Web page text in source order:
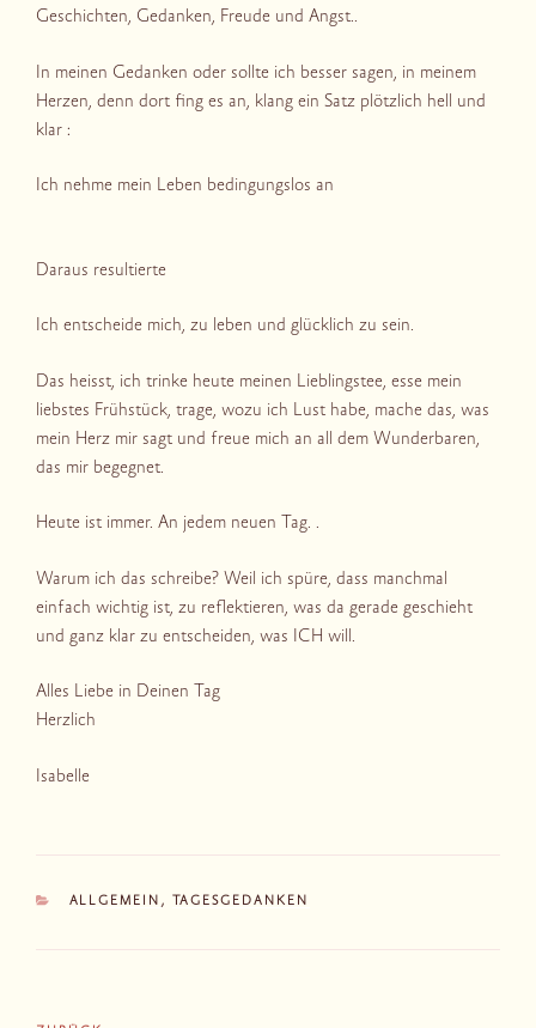
Geschichten, Gedanken, Freude und Angst..
In meinen Gedanken oder sollte ich besser sagen, in meinem
Herzen, denn dort fing es an, klang ein Satz plötzlich hell und
klar :
Ich nehme mein Leben bedingungslos an
Daraus resultierte
Ich entscheide mich, zu leben und glücklich zu sein.
Das heisst, ich trinke heute meinen Lieblingstee, esse mein
liebstes Frühstück, trage, wozu ich Lust habe, mache das, was
mein Herz mir sagt und freue mich an all dem Wunderbaren,
das mir begegnet.
Heute ist immer. An jedem neuen Tag. .
Warum ich das schreibe? Weil ich spüre, dass manchmal
einfach wichtig ist, zu reflektieren, was da gerade geschieht
und ganz klar zu entscheiden, was ICH will.
Alles Liebe in Deinen Tag
Herzlich
Isabelle
KATEGORIEN
ALLGEMEIN , TAGESGEDANKEN
Beitragsnavigation